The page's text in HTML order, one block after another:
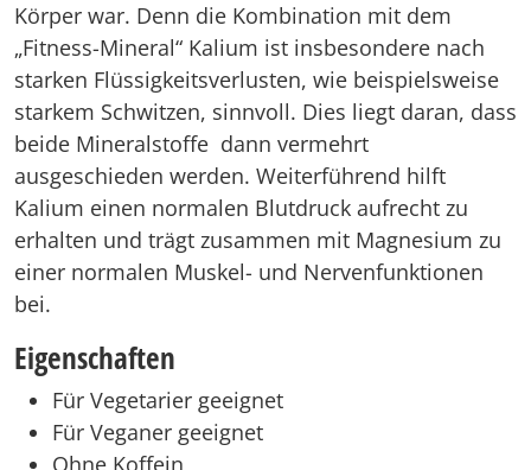
Körper war. Denn die Kombination mit dem
„Fitness-Mineral“ Kalium ist insbesondere nach
starken Flüssigkeitsverlusten, wie beispielsweise
starkem Schwitzen, sinnvoll. Dies liegt daran, dass
beide Mineralstoffe dann vermehrt
ausgeschieden werden. Weiterführend hilft
Kalium einen normalen Blutdruck aufrecht zu
erhalten und trägt zusammen mit Magnesium zu
einer normalen Muskel- und Nervenfunktionen
bei.
Eigenschaften
Für Vegetarier geeignet
Für Veganer geeignet